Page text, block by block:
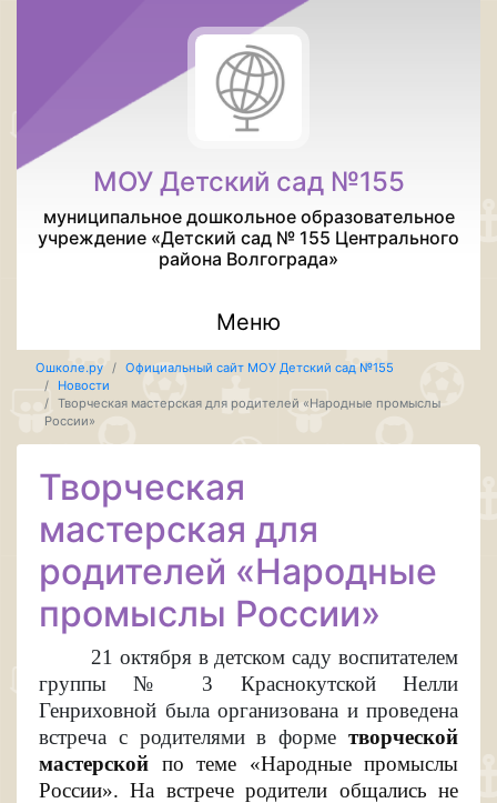
МОУ Детский сад №155
муниципальное дошкольное образовательное
учреждение «Детский сад № 155 Центрального
района Волгограда»
Меню
Ошколе.ру
Официальный сайт МОУ Детский сад №155
Новости
Творческая мастерская для родителей «Народные промыслы
России»
Творческая
мастерская для
родителей «Народные
промыслы России»
21 октября в детском саду воспитателем
группы № 3 Краснокутской Нелли
Генриховной была организована и проведена
встреча с родителями в форме творческой
мастерской по теме «Народные промыслы
России». На встрече родители общались не